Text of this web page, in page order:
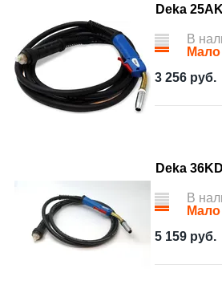
Deka
В
Мало
3 256 руб.
Deka
В
Мало
5 159 руб.